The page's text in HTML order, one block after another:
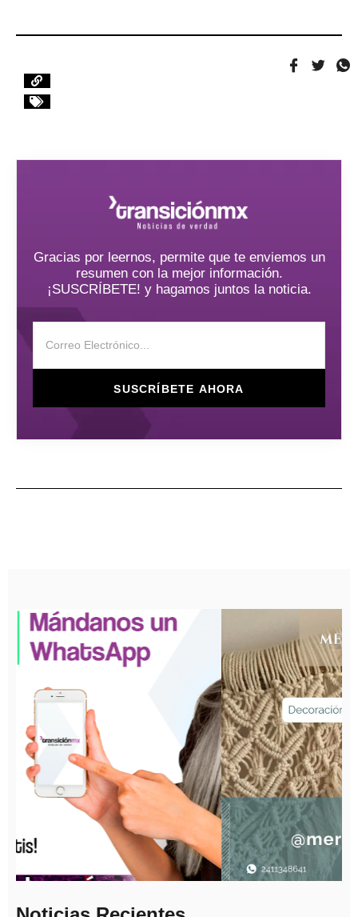
Gracias por leernos, permite que te enviemos un
resumen con la mejor información.
¡SUSCRÍBETE! y hagamos juntos la noticia.
SUSCRÍBETE AHORA